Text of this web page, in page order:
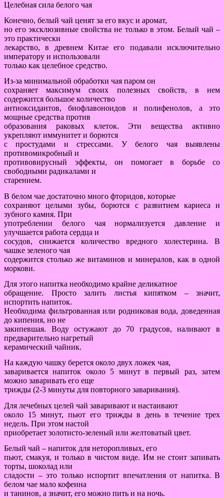
Целебная сила белого чая
Конечно, белый чай ценят за его вкус и аромат,
но его эксклюзивные свойства не только в этом. Белый чай –
это практически
лекарство, в древнем Китае его подавали исключительно
императору и использовали
только как целебное средство.
Из-за минимальной обработки чая паром он
сохраняет максимум своих полезных свойств, в нем
содержится большое количество
антиоксидантов, биофлавоноидов и полифенолов, а это
мощные средства против
образования раковых клеток. Эти вещества активно
укрепляют иммунитет и борются
с простудами и стрессами. У белого чая выявлены
противомикробный и
противовирусный эффекты, он помогает в борьбе со
свободными радикалами и
старением.
В белом чае достаточно много фторидов, которые
сохраняют целыми зубы, борются с развитием кариеса и
зубного камня. При
употреблении белого чая нормализуется давление и
улучшается работа сердца и
сосудов, снижается количество вредного холестерина. В
чашке зеленого чая
содержится столько же витаминов и минералов, как в одной
моркови.
Для этого напитка необходимо крайне деликатное
обращение. Просто залить листья кипятком – значит,
испортить напиток.
Необходима фильтрованная или родниковая вода, доведенная
до кипения, но не
закипевшая. Воду остужают до 70 градусов, наливают в
предварительно нагретый
керамический чайник.
На каждую чашку берется около двух ложек чая,
заваривается напиток около 5 минут в первый раз, затем
можно заваривать его еще
трижды (2-3 минуты для повторного заваривания).
Для лечебных целей чай заваривают и настаивают
около 15 минут, пьют его трижды в день в течение трех
недель. При этом настой
приобретает золотисто-зеленый или желтоватый цвет.
Белый чай – напиток для неторопливых, его
пьют, смакуя, и только в чистом виде. Им не стоит запивать
торты, шоколад или
сладости – это только испортит впечатления от напитка. В
белом чае мало кофеина
и танинов, а значит, его можно пить и на ночь.